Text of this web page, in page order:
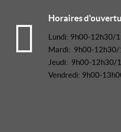
Horaires
Lundi: 9h00-12h30/
Mardi: 9h00-
Jeudi: 9h00-12h30/
Vendredi: 9h00-